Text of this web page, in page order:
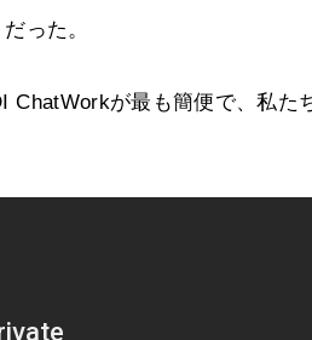
った。
ChatWorkが最も簡便で、私た